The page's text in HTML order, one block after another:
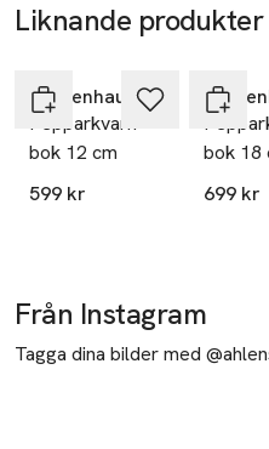
Liknande produkter
Zassenhaus
Pepparkvarn
bok 12 cm
599 kr
bok 18
699 kr
Från Instagram
Tagga dina bilder med